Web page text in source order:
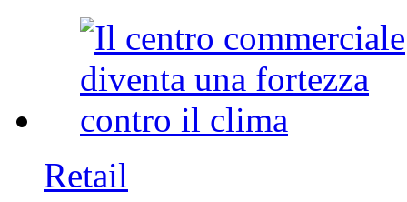
Retail